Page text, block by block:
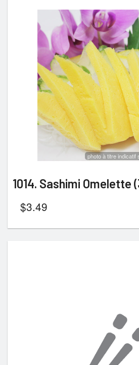
photo à titre indicatif
1014. Sashimi Omelette
$3.49